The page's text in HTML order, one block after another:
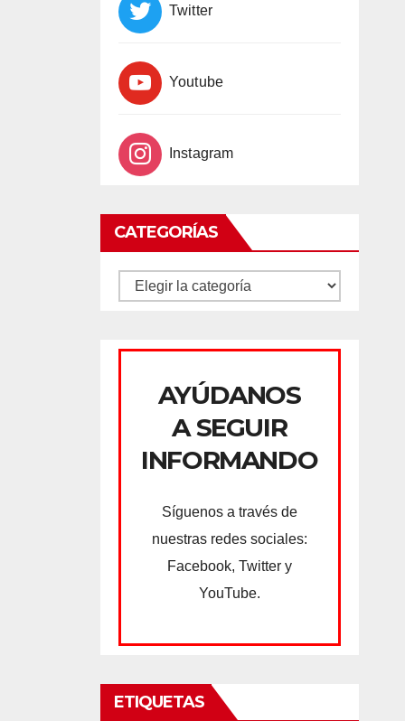
Twitter
Youtube
Instagram
CATEGORÍAS
CATEGORÍAS
AYÚDANOS
A SEGUIR
INFORMANDO
Síguenos a través de
nuestras redes sociales:
Facebook, Twitter y
YouTube.
ETIQUETAS